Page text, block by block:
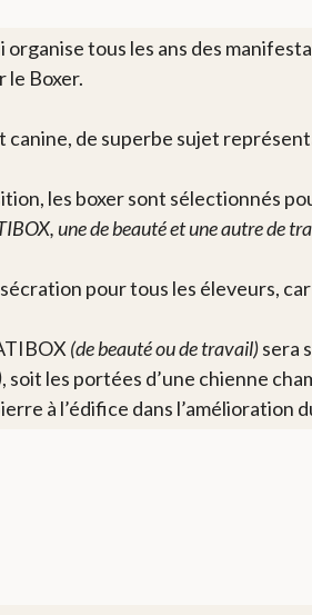
organise tous les ans des
le Boxer.
canine, de superbe sujet
les boxer sont sélectionnés
une de beauté et une autre de
pour tous les éleveurs,
(de beauté ou de travail)sera
, soit les portées d’une chienne
à l’édifice dans l’amélioration